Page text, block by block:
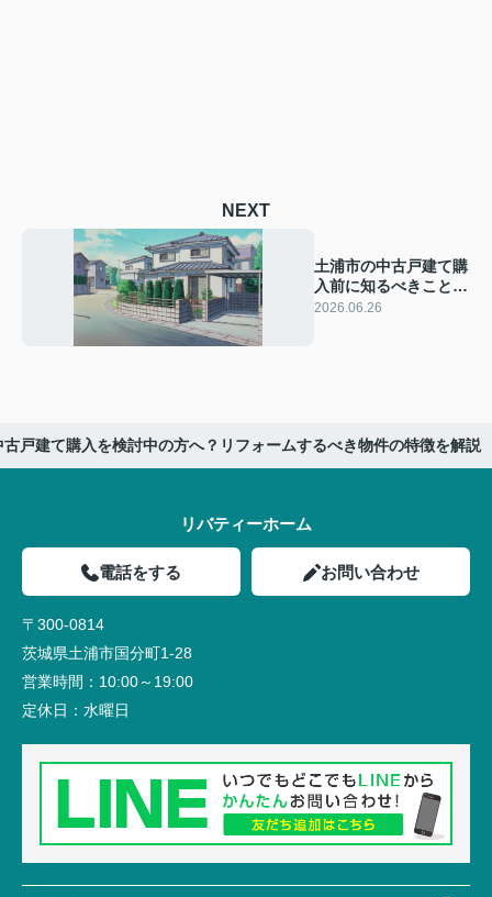
NEXT
土浦市の中古戸建て購
入前に知るべきこと！
住宅ローンはいくら借
2026.06.26
古戸建て購入を検討中の方へ？リフォームするべき物件の特徴を解説
リバティーホーム
電話をする お問い合わせ
〒300-0814
茨城県土浦市国分町1-28
営業時間： 10:00～19:00
定休日： 水曜日